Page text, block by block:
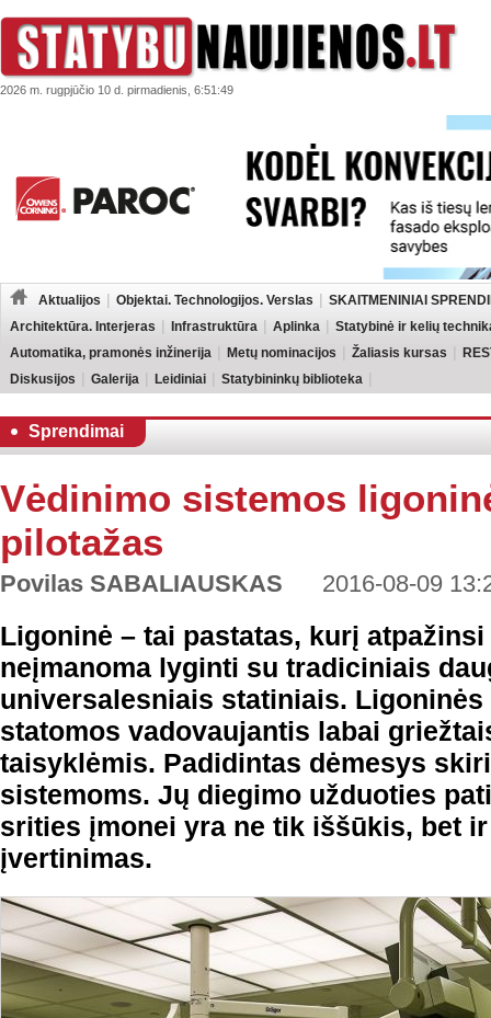
2026 m. rugpjūčio 10 d. pirmadienis, 6:51:49
Aktualijos Objektai. Technologijos. Verslas
SKAITMENINIAI
Architektūra. Interjeras
Infrastruktūra Aplinka
Statybinė ir kelių
Automatika, pramonės inžinerija
Metų nominacijos Žaliasis kursas
Diskusijos
Galerija Leidiniai Statybininkų biblioteka
Sprendimai
Vėdinimo sistemos
pilotažas
Povilas SABALIAUSKAS 2016-08-09
Ligoninė – tai pastatas, kurį
neįmanoma lyginti su tradiciniais
universalesniais statiniais.
statomos vadovaujantis labai
taisyklėmis. Padidintas dėmesys
sistemoms. Jų diegimo užduoties
srities įmonei yra ne tik iššūkis, bet
įvertinimas.